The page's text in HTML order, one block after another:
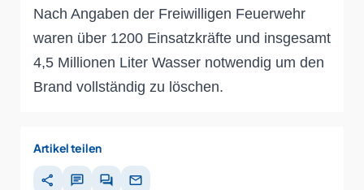
Nach Angaben der Freiwilligen Feuerwehr
waren über 1200 Einsatzkräfte und insgesamt
4,5 Millionen Liter Wasser notwendig um den
Brand vollständig zu löschen.
Artikel teilen
share chat forum mail